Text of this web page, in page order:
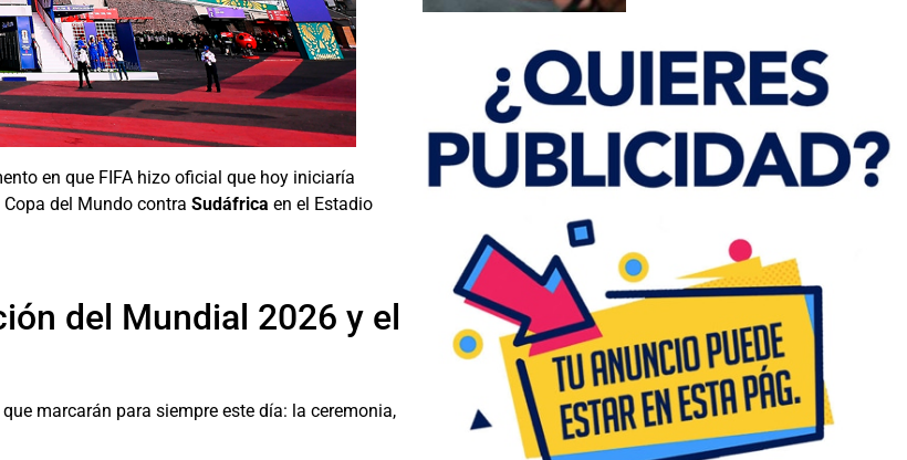
en que FIFA hizo oficial que hoy iniciaría
del Mundo contra Sudáfrica en el Estadio
del Mundial 2026 y el
marcarán para siempre este día: la ceremonia,